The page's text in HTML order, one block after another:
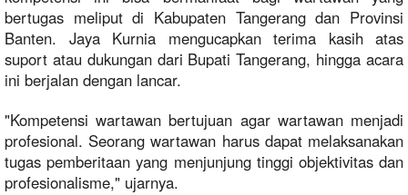
bertugas meliput di Kabupaten Tangerang dan Provinsi
Banten. Jaya Kurnia mengucapkan terima kasih atas
suport atau dukungan dari Bupati Tangerang, hingga acara
ini berjalan dengan lancar.
"Kompetensi wartawan bertujuan agar wartawan menjadi
profesional. Seorang wartawan harus dapat melaksanakan
tugas pemberitaan yang menjunjung tinggi objektivitas dan
profesionalisme," ujarnya.